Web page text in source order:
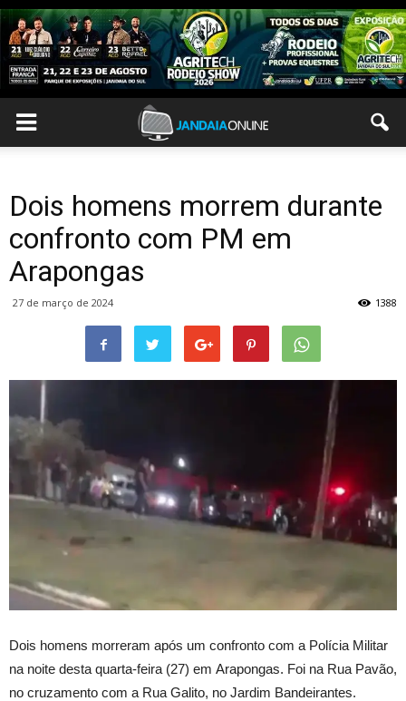
Dois homens morrem durante
confronto com PM em
Arapongas
27 de março de 2024 1388
Dois homens morreram após um confronto com a Polícia Militar
na noite desta quarta-feira (27) em Arapongas. Foi na Rua Pavão,
no cruzamento com a Rua Galito, no Jardim Bandeirantes.